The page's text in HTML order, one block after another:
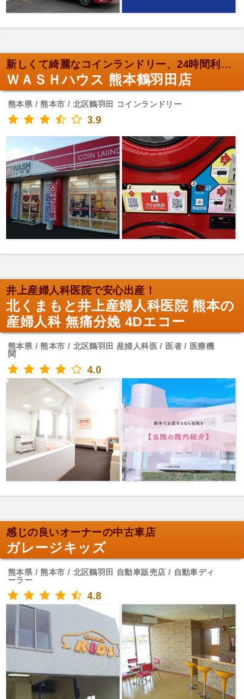
新しくて綺麗なコインランドリー、24時間利用可！
ＷＡＳＨハウス 熊本鶴羽田店
熊本県 / 熊本市 / 北区鶴羽田 コインランドリー
3.9
井上産婦人科医院で安心出産！
北くまもと井上産婦人科医院 熊本の
産婦人科 無痛分娩 4Dエコー
熊本県 / 熊本市 / 北区鶴羽田 産婦人科医 / 医者 / 医療機
関
4.0
感じの良いオーナーの中古車店
ガレージキッズ
熊本県 / 熊本市 / 北区鶴羽田 自動車販売店 / 自動車ディ
ーラー
4.8